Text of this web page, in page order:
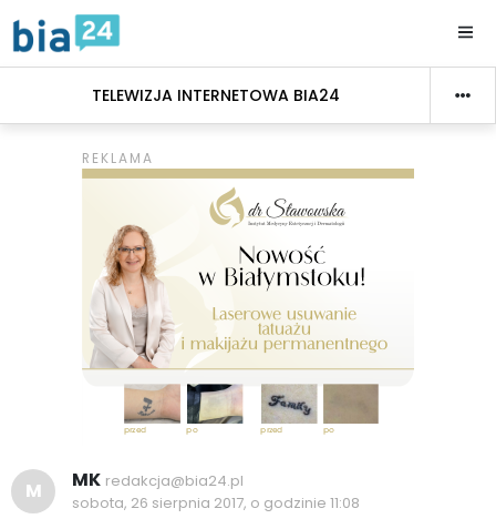
TELEWIZJA INTERNETOWA BIA24
M MK redakcja@bia24.pl
sobota, 26 sierpnia 2017, o godzinie 11:08